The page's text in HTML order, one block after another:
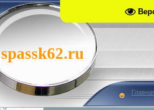
spassk62.ru